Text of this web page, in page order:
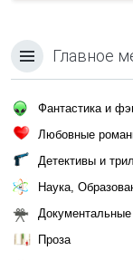
Главное
Фантастика и
Любовные
Детективы и
Наука,
Документальные
Проза